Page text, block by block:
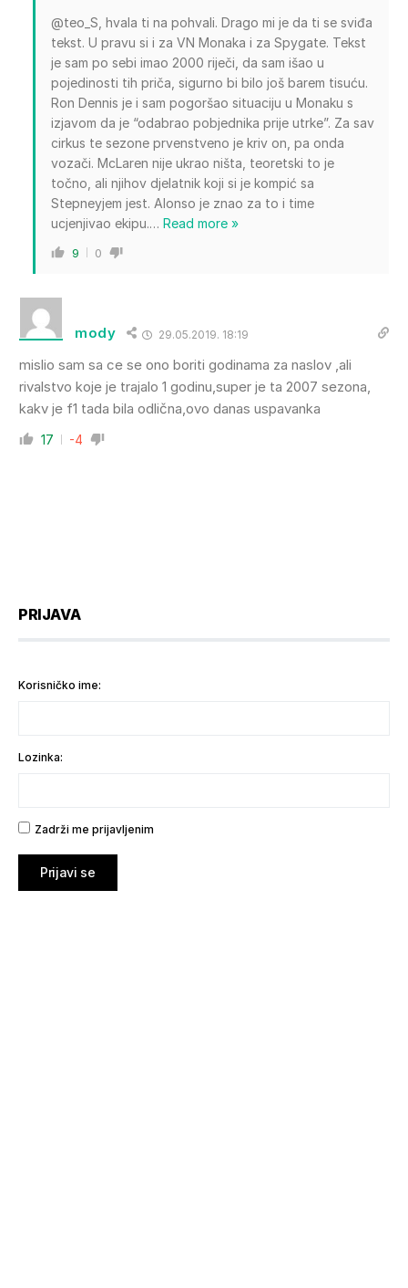
@teo_S, hvala ti na pohvali. Drago mi je da ti se sviđa
tekst. U pravu si i za VN Monaka i za Spygate. Tekst
je sam po sebi imao 2000 riječi, da sam išao u
pojedinosti tih priča, sigurno bi bilo još barem tisuću.
Ron Dennis je i sam pogoršao situaciju u Monaku s
izjavom da je “odabrao pobjednika prije utrke”. Za sav
cirkus te sezone prvenstveno je kriv on, pa onda
vozači. McLaren nije ukrao ništa, teoretski to je
točno, ali njihov djelatnik koji si je kompić sa
Stepneyjem jest. Alonso je znao za to i time
ucjenjivao ekipu.… Read more »
9 0
mody 29.05.2019. 18:19
mislio sam sa ce se ono boriti godinama za naslov ,ali
rivalstvo koje je trajalo 1 godinu,super je ta 2007 sezona,
kakv je f1 tada bila odlična,ovo danas uspavanka
17 -4
PRIJAVA
Korisničko ime:
Lozinka:
Zadrži me prijavljenim
Prijavi se